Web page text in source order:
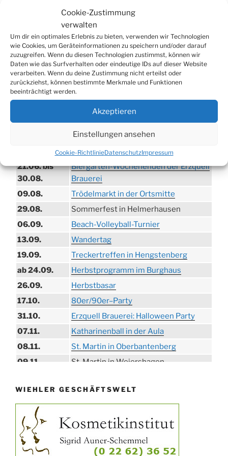
Cookie-Zustimmung
verwalten
Um dir ein optimales Erlebnis zu bieten, verwenden wir Technologien
wie Cookies, um Geräteinformationen zu speichern und/oder darauf
zuzugreifen. Wenn du diesen Technologien zustimmst, können wir
Daten wie das Surfverhalten oder eindeutige IDs auf dieser Website
verarbeiten. Wenn du deine Zustimmung nicht erteilst oder
zurückziehst, können bestimmte Merkmale und Funktionen
beeinträchtigt werden.
Akzeptieren
Einstellungen ansehen
Cookie-RichtlinieDatenschutzImpressum
21.06. bis
30.08.
Biergarten-Wochenenden der Erzquell
Brauerei
09.08.
Trödelmarkt in der Ortsmitte
29.08.
Sommerfest in Helmerhausen
06.09.
Beach-Volleyball-Turnier
13.09.
Wandertag
19.09.
Treckertreffen in Hengstenberg
ab 24.09.
Herbstprogramm im Burghaus
26.09.
Herbstbasar
17.10.
80er/90er–Party
31.10.
Erzquell Brauerei: Halloween Party
07.11.
Katharinenball in der Aula
08.11.
St. Martin in Oberbantenberg
09.11.
St. Martin in Weiershagen
11.11.
„DÜX“ im Burghaus
14.11.
15.11.
Konzert Bielsteiner Männerchor
15.11.
Volkstrauertag am Ehrenmal
Anknipsfest an der Oberbantenberger
WIEHLER GESCHÄFTSWELT